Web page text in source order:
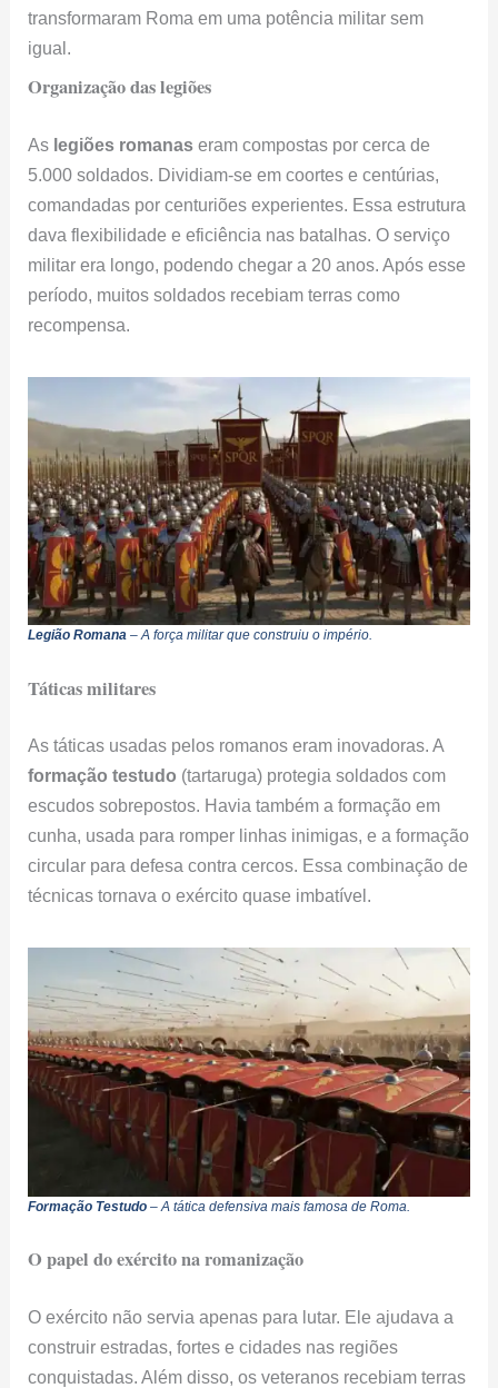
transformaram Roma em uma potência militar sem
igual.
Organização das legiões
As legiões romanas eram compostas por cerca de
5.000 soldados. Dividiam-se em coortes e centúrias,
comandadas por centuriões experientes. Essa estrutura
dava flexibilidade e eficiência nas batalhas. O serviço
militar era longo, podendo chegar a 20 anos. Após esse
período, muitos soldados recebiam terras como
recompensa.
Legião Romana – A força militar que construiu o império.
Táticas militares
As táticas usadas pelos romanos eram inovadoras. A
formação testudo (tartaruga) protegia soldados com
escudos sobrepostos. Havia também a formação em
cunha, usada para romper linhas inimigas, e a formação
circular para defesa contra cercos. Essa combinação de
técnicas tornava o exército quase imbatível.
Formação Testudo– A tática defensiva mais famosa de Roma.
O papel do exército na romanização
O exército não servia apenas para lutar. Ele ajudava a
construir estradas, fortes e cidades nas regiões
conquistadas. Além disso, os veteranos recebiam terras